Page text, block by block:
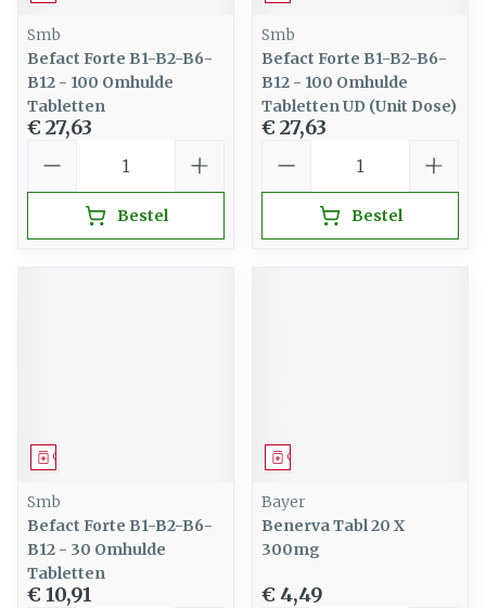
Smb
Befact Forte B1-B2-B6-
B12 - 100 Omhulde
Tabletten
€ 27,63
Bestel
Smb
Befact Forte B1-B2-B6-
B12 - 100 Omhulde
Tabletten UD (Unit Dose)
€ 27,63
Bestel
Geneesmiddel
Smb
Befact Forte B1-B2-B6-
B12 - 30 Omhulde
Tabletten
€ 10,91
Geneesmiddel
Bayer
Benerva Tabl 20 X
300mg
€ 4,49